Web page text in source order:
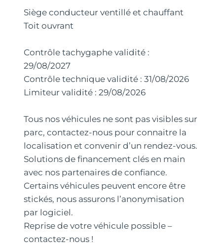
Siège conducteur ventillé et chauffant
Toit ouvrant
Contrôle tachygaphe validité :
29/08/2027
Contrôle technique validité : 31/08/2026
Limiteur validité : 29/08/2026
Tous nos véhicules ne sont pas visibles sur
parc, contactez-nous pour connaitre la
localisation et convenir d’un rendez-vous.
Solutions de financement clés en main
avec nos partenaires de confiance.
Certains véhicules peuvent encore être
stickés, nous assurons l’anonymisation
par logiciel.
Reprise de votre véhicule possible –